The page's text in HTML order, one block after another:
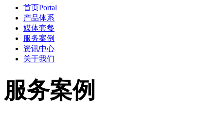
首页Portal
产品体系
媒体套餐
服务案例
资讯中心
关于我们
服务案例